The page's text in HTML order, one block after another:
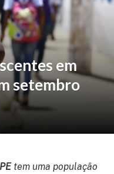
em
setembro
tem uma população